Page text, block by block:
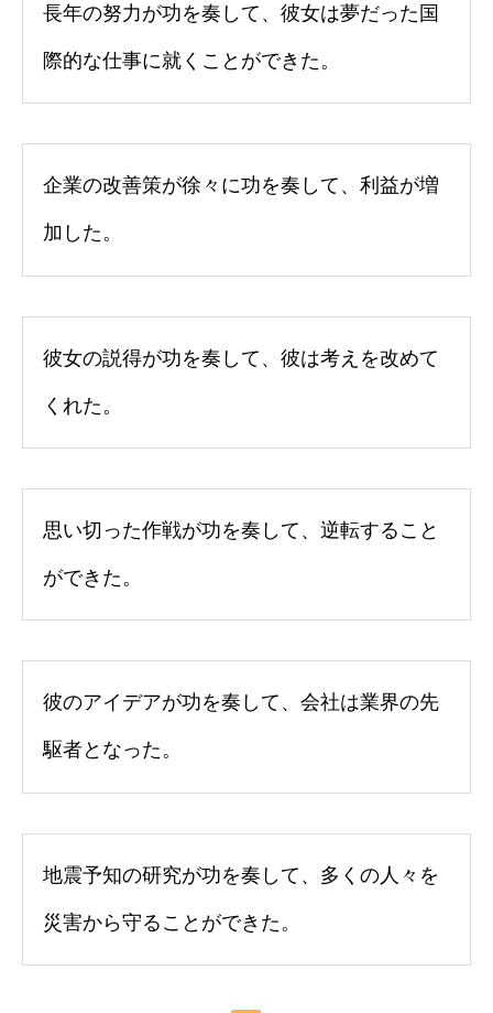
長年の努力が功を奏して、彼女は夢だった国
際的な仕事に就くことができた。
企業の改善策が徐々に功を奏して、利益が増
加した。
彼女の説得が功を奏して、彼は考えを改めて
くれた。
思い切った作戦が功を奏して、逆転すること
ができた。
彼のアイデアが功を奏して、会社は業界の先
駆者となった。
地震予知の研究が功を奏して、多くの人々を
災害から守ることができた。